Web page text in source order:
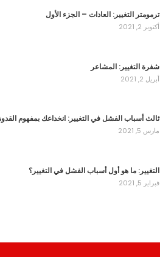
ترمومتر التغيير: العادات – الجزء الأول
أكتوبر 2, 2021
شفرة التغيير: المشاعر
أبريل 2, 2021
ثالث أسباب الفشل في التغيير: انخداعك بمفهوم
مارس 5, 2021
التغيير: ما هو أول أسباب الفشل في التغيير؟
فبراير 5, 2021